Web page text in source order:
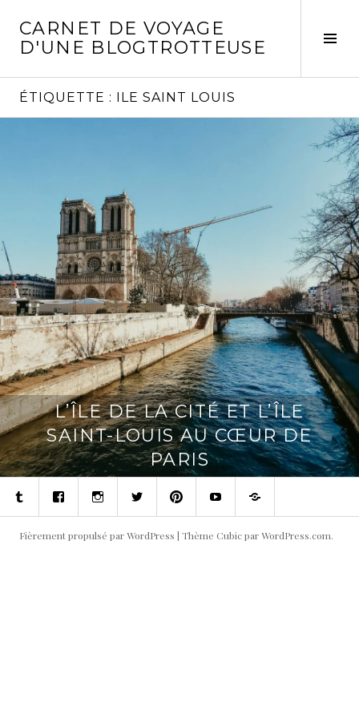
contenu
CARNET DE VOYAGE
D'UNE BLOGTROTTEUSE
ÉTIQUETTE : ILE SAINT LOUIS
L’ÎLE DE LA CITÉ ET L’ÎLE
SAINT-LOUIS AU CŒUR DE
PARIS
TumblrFacebookInstagramTwitterPinterestYoutubeContact
Fièrement propulsé par WordPress | Thème Cubic parWordPress.com.